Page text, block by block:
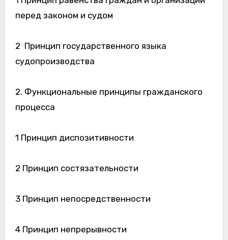
перед законом и судом
2 Принцип государственного языка
судопроизводства
2. Функциональные принципы гражданского
процесса
1 Принцип диспозитивности
2 Принцип состязательности
3 Принцип непосредственности
4 Принцип непрерывности